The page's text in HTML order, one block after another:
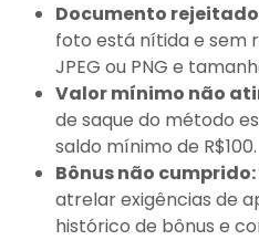
Documento
foto está nítida e sem
JPEG ou PNG e
Valor mínimo não
de saque do método
saldo mínimo de R$100.
Bônus não cumprido:
atrelar exigências de
histórico de bônus e